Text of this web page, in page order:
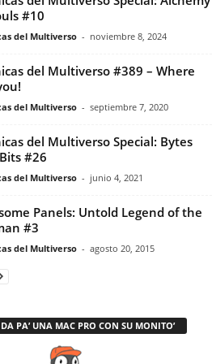
#10
del Multiverso - noviembre 8, 2024
del Multiverso #389 – Where
del Multiverso - septiembre 7, 2020
del Multiverso Special: Bytes
#26
del Multiverso - junio 4, 2021
Panels: Untold Legend of the
#3
del Multiverso - agosto 20, 2015
PA’ UNA MAC PRO CON SU MONITO’